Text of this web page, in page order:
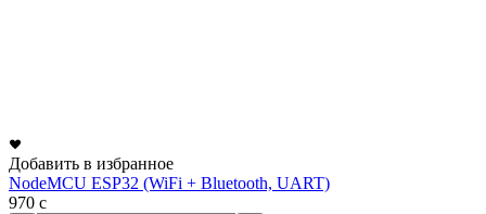
Добавить в избранное
NodeMCU ESP32 (WiFi + Bluetooth, UART)
970 c